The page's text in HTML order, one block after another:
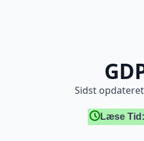
Sidst
Læse Tid: